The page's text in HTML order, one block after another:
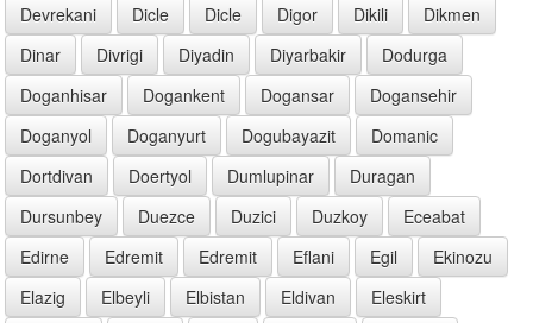
Devrekani Dicle Dicle Digor Dikili
Dikmen
Dinar
Divrigi Diyadin Diyarbakir
Dodurga
Doganhisar
Dogankent Dogansar
Dogansehir
Doganyol
Doganyurt Dogubayazit
Domanic
Dortdivan
Doertyol Dumlupinar
Duragan
Dursunbey
Duezce Duzici Duzkoy
Eceabat
Edirne
Edremit Edremit Eflani Egil
Ekinozu
Elazig
Elbeyli Elbistan Eldivan
Eleskirt